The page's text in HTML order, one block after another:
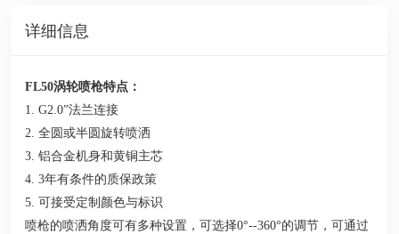
详细信息
FL50涡轮喷枪特点：
1. G2.0”法兰连接
2. 全圆或半圆旋转喷洒
3. 铝合金机身和黄铜主芯
4. 3年有条件的质保政策
5. 可接受定制颜色与标识
喷枪的喷洒角度可有多种设置，可选择0°--360°的调节，可通过